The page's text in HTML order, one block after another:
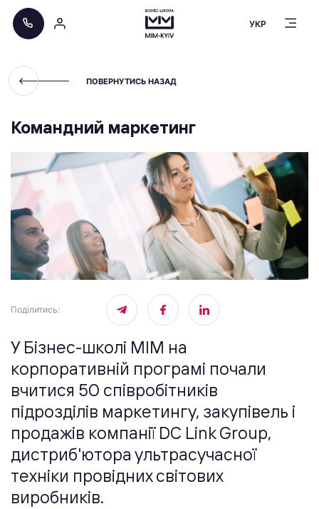
УКР
ПОВЕРНУТИСЬ НАЗАД
Командний маркетинг
Поділитись:
У Бізнес-школі МІМ на
корпоративній програмі почали
вчитися 50 співробітників
підрозділів маркетингу, закупівель і
продажів компанії DC Link Group,
дистриб'ютора ультрасучасної
техніки провідних світових
виробників.